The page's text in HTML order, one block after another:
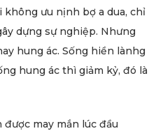
không ưu nịnh bợ a dua, chỉ
dựng sự nghiệp. Nhưng
hung ác. Sống hiền lànhg
hung ác thì giảm kỷ, đó là
được may mắn lúc đầu